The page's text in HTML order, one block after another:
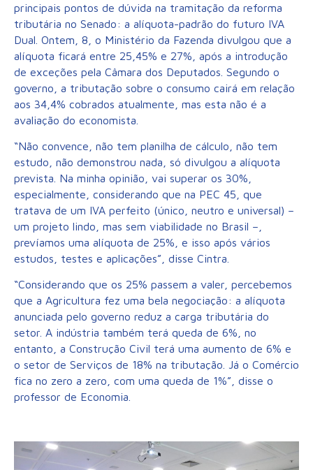
principais pontos de dúvida na tramitação da reforma
tributária no Senado: a alíquota-padrão do futuro IVA
Dual. Ontem, 8, o Ministério da Fazenda divulgou que a
alíquota ficará entre 25,45% e 27%, após a introdução
de exceções pela Câmara dos Deputados. Segundo o
governo, a tributação sobre o consumo cairá em relação
aos 34,4% cobrados atualmente, mas esta não é a
avaliação do economista.
“Não convence, não tem planilha de cálculo, não tem
estudo, não demonstrou nada, só divulgou a alíquota
prevista. Na minha opinião, vai superar os 30%,
especialmente, considerando que na PEC 45, que
tratava de um IVA perfeito (único, neutro e universal) –
um projeto lindo, mas sem viabilidade no Brasil –,
prevíamos uma alíquota de 25%, e isso após vários
estudos, testes e aplicações”, disse Cintra.
“Considerando que os 25% passem a valer, percebemos
que a Agricultura fez uma bela negociação: a alíquota
anunciada pelo governo reduz a carga tributária do
setor. A indústria também terá queda de 6%, no
entanto, a Construção Civil terá uma aumento de 6% e
o setor de Serviços de 18% na tributação. Já o Comércio
fica no zero a zero, com uma queda de 1%”, disse o
professor de Economia.